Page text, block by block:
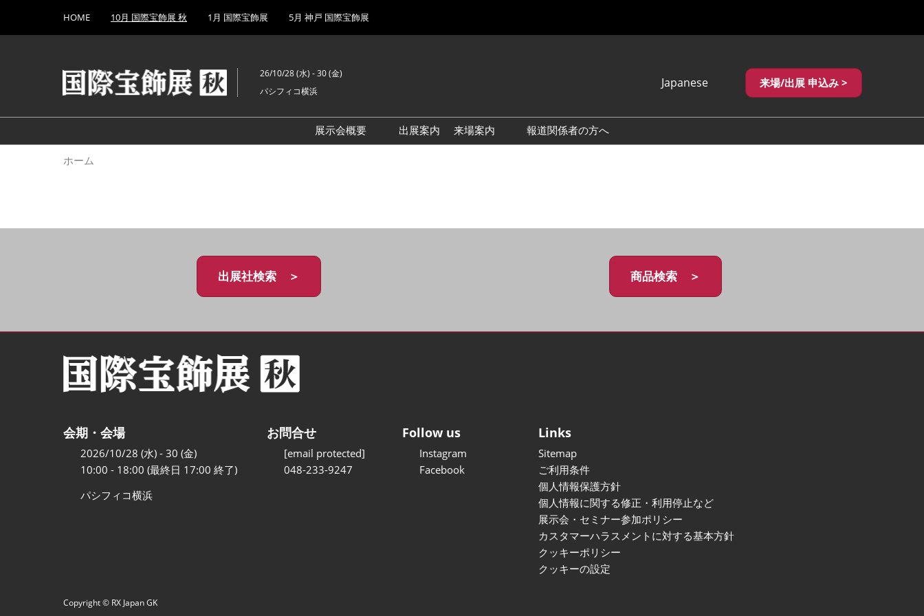
キ
し
て
to
HOME 10月 国際宝飾展 秋 1月 国際宝飾展 5月 神戸 国際宝飾展
26/10/28 (水) - 30 (金)
パシフィコ横浜
Japanese
繁體中文
来場/出展 申込み >
展示会概要
出展案内
来場案内
報道関係者の方へ
ホーム
出展社検索 ＞ 商品検索 ＞
会期・会場
2026/10/28 (水) - 30 (金)
10:00 - 18:00 (最終日 17:00 終了)
パシフィコ横浜
お問合せ
[email protected]
048-233-9247
Follow us
Instagram
Facebook
Links
Sitemap
ご利用条件
個人情報保護方針
個人情報に関する修正・利用停止など
展示会・セミナー参加ポリシー
カスタマーハラスメントに対する基本方針
クッキーポリシー
クッキーの設定
Copyright © RX Japan GK